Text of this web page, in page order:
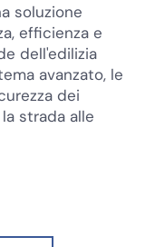
soluzione
efficienza e
dell'edilizia
avanzato, le
dei
strada alle